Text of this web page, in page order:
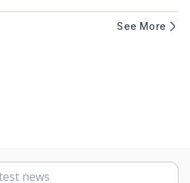
See More